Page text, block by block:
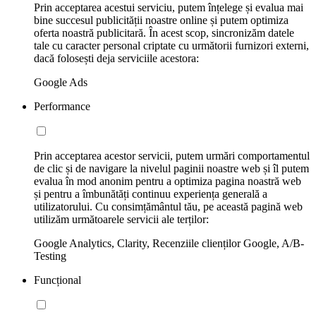
Prin acceptarea acestui serviciu, putem înțelege și evalua mai
bine succesul publicității noastre online și putem optimiza
oferta noastră publicitară. În acest scop, sincronizăm datele
tale cu caracter personal criptate cu următorii furnizori externi,
dacă folosești deja serviciile acestora:
Google Ads
Performance
Prin acceptarea acestor servicii, putem urmări comportamentul
de clic și de navigare la nivelul paginii noastre web și îl putem
evalua în mod anonim pentru a optimiza pagina noastră web
și pentru a îmbunătăți continuu experiența generală a
utilizatorului. Cu consimțământul tău, pe această pagină web
utilizăm următoarele servicii ale terților:
Google Analytics, Clarity, Recenziile clienților Google, A/B-
Testing
Funcțional